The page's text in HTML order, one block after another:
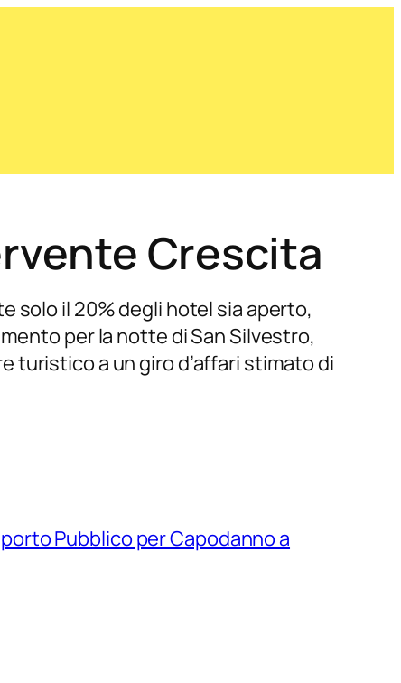
Crescita
solo il 20% degli hotel sia aperto,
per la notte di San Silvestro,
turistico a un giro d’affari stimato di
Pubblico per Capodanno a